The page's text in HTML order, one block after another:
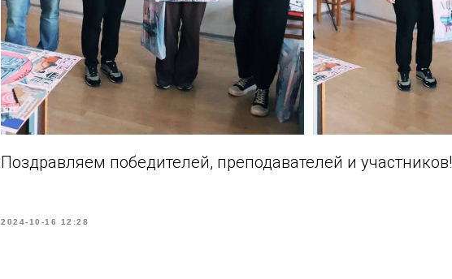
Поздравляем победителей, преподавателей и участников!
2024-10-16 12:28